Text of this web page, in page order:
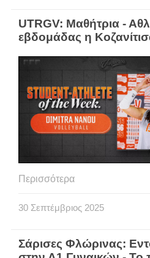
UTRGV: Μαθήτρια -
εβδομάδας η
Περισσότερα
30 Σεπτέμβριος 2025
Σάρισες Φλώρινας: